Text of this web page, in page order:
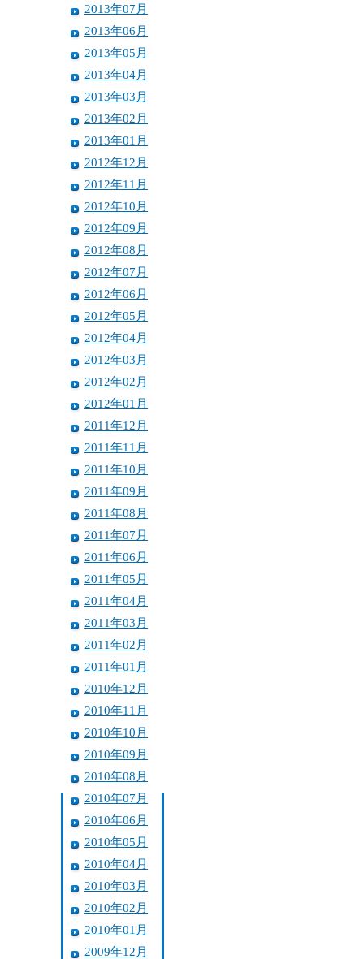
2013年07月
2013年06月
2013年05月
2013年04月
2013年03月
2013年02月
2013年01月
2012年12月
2012年11月
2012年10月
2012年09月
2012年08月
2012年07月
2012年06月
2012年05月
2012年04月
2012年03月
2012年02月
2012年01月
2011年12月
2011年11月
2011年10月
2011年09月
2011年08月
2011年07月
2011年06月
2011年05月
2011年04月
2011年03月
2011年02月
2011年01月
2010年12月
2010年11月
2010年10月
2010年09月
2010年08月
2010年07月
2010年06月
2010年05月
2010年04月
2010年03月
2010年02月
2010年01月
2009年12月